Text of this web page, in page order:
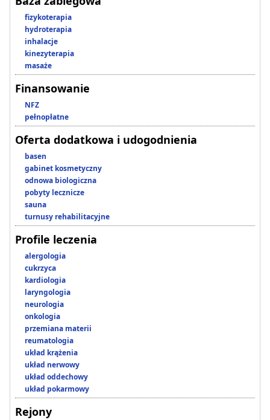
fizykoterapia
hydroterapia
inhalacje
kinezyterapia
masaże
Finansowanie
NFZ
pełnopłatne
Oferta dodatkowa i udogodnienia
basen
gabinet kosmetyczny
odnowa biologiczna
pobyty lecznicze
sauna
turnusy rehabilitacyjne
Profile leczenia
alergologia
cukrzyca
kardiologia
laryngologia
neurologia
onkologia
przemiana materii
reumatologia
układ krążenia
układ nerwowy
układ oddechowy
układ pokarmowy
Rejony